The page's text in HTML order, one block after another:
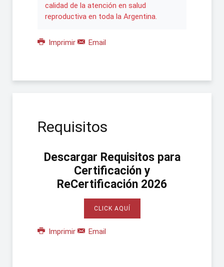
calidad de la atención en salud
reproductiva en toda la Argentina.
Imprimir Email
Requisitos
Descargar Requisitos para
Certificación y
ReCertificación 2026
CLICK AQUÍ
Imprimir Email